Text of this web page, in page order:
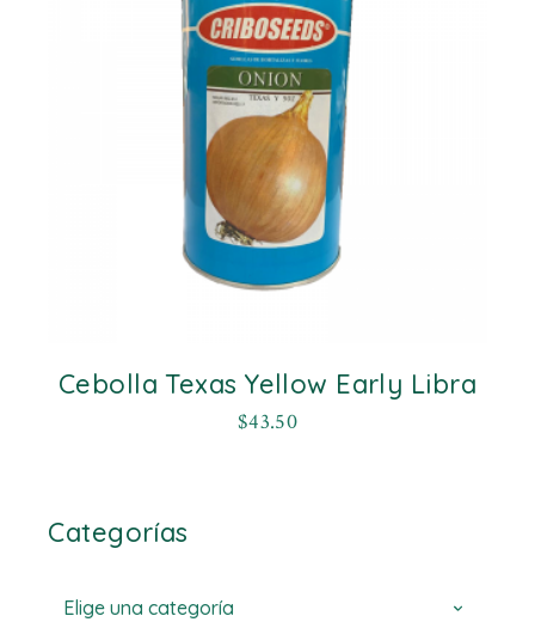
Cebolla Texas Yellow Early Libra
$43.50
Categorías
Elige una categoría